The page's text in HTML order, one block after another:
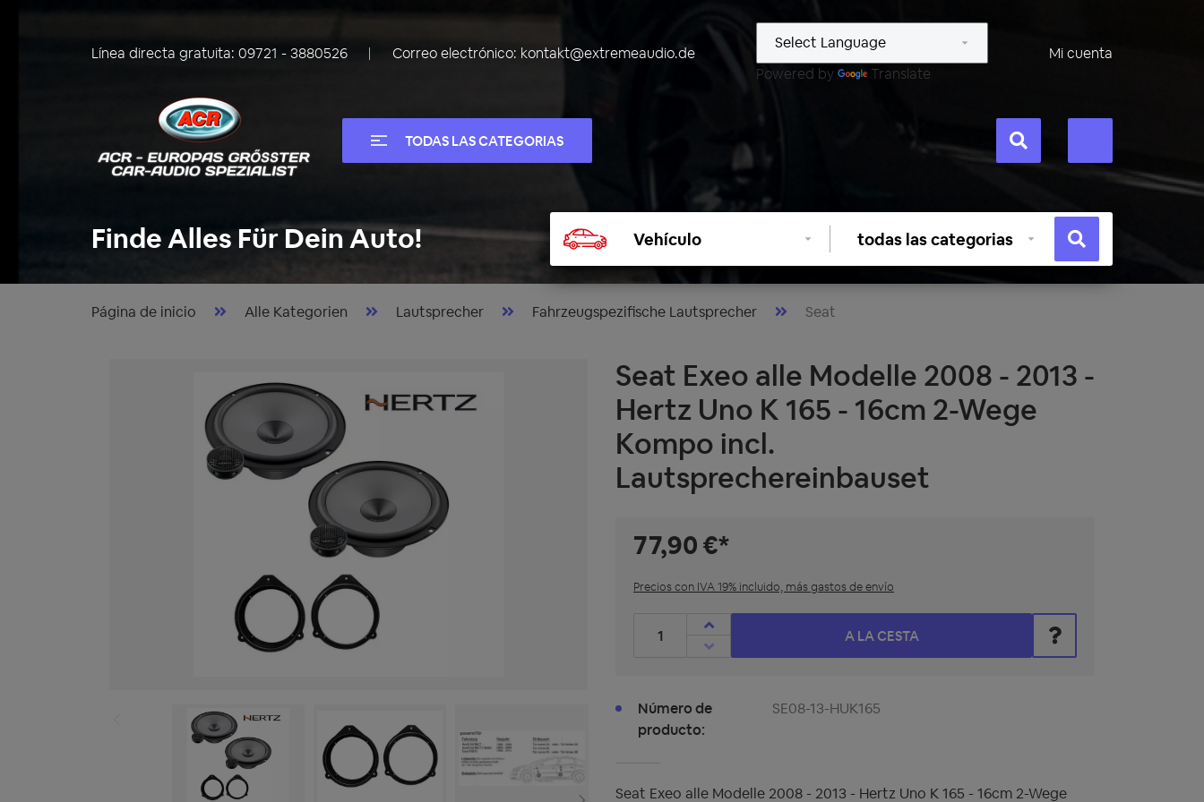
Línea directa gratuita: 09721 - 3880526 Correo electrónico: kontakt@extremeaudio.de
Powered by
Translate
Mi cuenta
TODAS LAS CATEGORIAS
Finde Alles Für Dein Auto!
vehículo
Seleccionar
categoría
Página de inicio Alle Kategorien Lautsprecher Fahrzeugspezifische Lautsprecher Seat
Seat Exeo alle Modelle 2008 - 2013 -
Hertz Uno K 165 - 16cm 2-Wege
Kompo incl.
Lautsprechereinbauset
77,90 €*
Precios con IVA 19% incluido, más gastos de envío
Cantidad de productos: Introduce el valor deseado o utiliza los botones para aumentar
A LA CESTA
Número de
producto:
SE08-13-HUK165
Seat Exeo alle Modelle 2008 - 2013 - Hertz Uno K 165 - 16cm 2-Wege